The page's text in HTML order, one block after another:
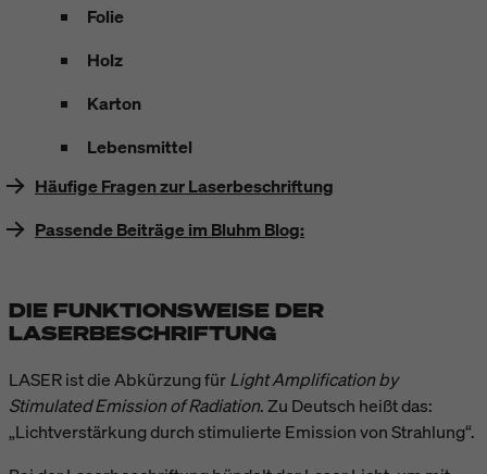
Folie
Holz
Karton
Lebensmittel
Häufige Fragen zur Laserbeschriftung
Passende Beiträge im Bluhm Blog:
DIE FUNKTIONSWEISE DER
LASERBESCHRIFTUNG
LASER ist die Abkürzung fürLight Amplification by
Stimulated Emission of Radiation. Zu Deutsch heißt das:
„Lichtverstärkung durch stimulierte Emission von Strahlung“.